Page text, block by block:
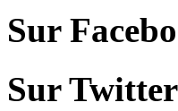
Sur
Sur Twitter